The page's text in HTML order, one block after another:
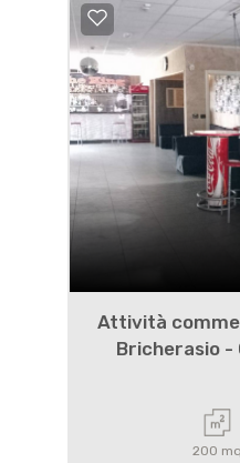
Attività
Bricherasio -
200 mq